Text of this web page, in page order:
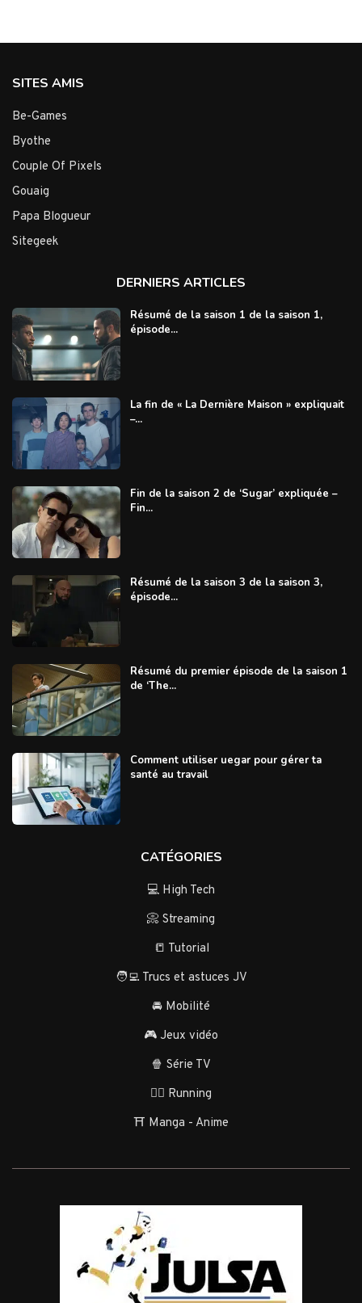
SITES AMIS
Be-Games
Byothe
Couple Of Pixels
Gouaig
Papa Blogueur
Sitegeek
DERNIERS ARTICLES
Résumé de la saison 1 de la saison 1,
épisode...
La fin de « La Dernière Maison » expliquait
–...
Fin de la saison 2 de ‘Sugar’ expliquée –
Fin...
Résumé de la saison 3 de la saison 3,
épisode...
Résumé du premier épisode de la saison 1
de ‘The...
Comment utiliser uegar pour gérer ta
santé au travail
CATÉGORIES
💻 High Tech
📀 Streaming
📒 Tutorial
🧑‍💻 Trucs et astuces JV
🚘 Mobilité
🎮 Jeux vidéo
🍿 Série TV
🏃‍♂️ Running
⛩️ Manga - Anime